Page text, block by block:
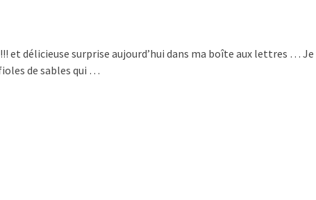
et délicieuse surprise aujourd’hui dans ma boîte aux lettres …
de sables qui …